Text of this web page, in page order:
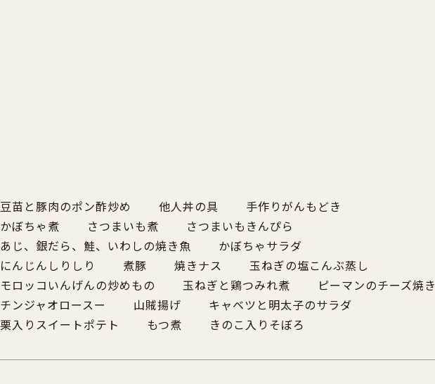
豆苗と豚肉のポン酢炒め 他人丼の具
手作りがんもどき
かぼちゃ煮
さつまいも煮
さつまいもきんぴら
あじ、銀だら、鮭、いわしの焼き魚
かぼちゃサラダ
にんじんしりしり
煮豚 焼きナス
玉ねぎの塩こんぶ蒸し
モロッコいんげんの炒めもの
玉ねぎと鶏つみれ煮
ピーマンのチーズ焼き
チンジャオロースー
山賊揚げ
キャベツと明太子のサラダ
栗入りスイートポテト
もつ煮 きのこ入りそぼろ